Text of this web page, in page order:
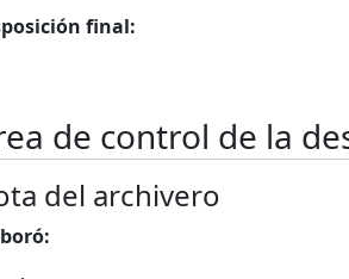
final:
de control de la
del archivero